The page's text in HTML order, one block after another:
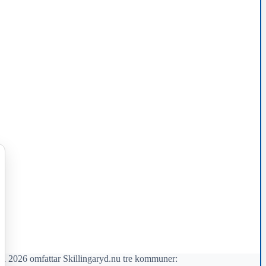
2026 omfattar Skillingaryd.nu tre kommuner: